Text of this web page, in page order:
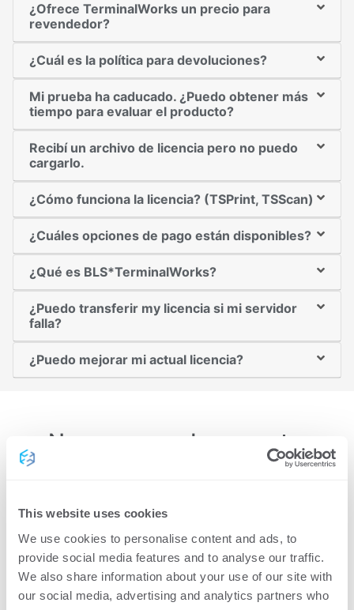
This website uses cookies
We use cookies to personalise content and ads, to
provide social media features and to analyse our traffic.
We also share information about your use of our site with
our social media, advertising and analytics partners who
¿Ofrece TerminalWorks un precio para
revendedor?
¿Cuál es la política para devoluciones?
Mi prueba ha caducado. ¿Puedo obtener más
tiempo para evaluar el producto?
Recibí un archivo de licencia pero no puedo
cargarlo.
¿Cómo funciona la licencia? (TSPrint, TSScan)
¿Cuáles opciones de pago están disponibles?
¿Qué es BLS*TerminalWorks?
¿Puedo transferir my licencia si mi servidor
falla?
¿Puedo mejorar mi actual licencia?
¿No es capaz de encontrar
la respuesta a su pregunta?
pondremos en contacto
con usted en las próximas
24 horas.